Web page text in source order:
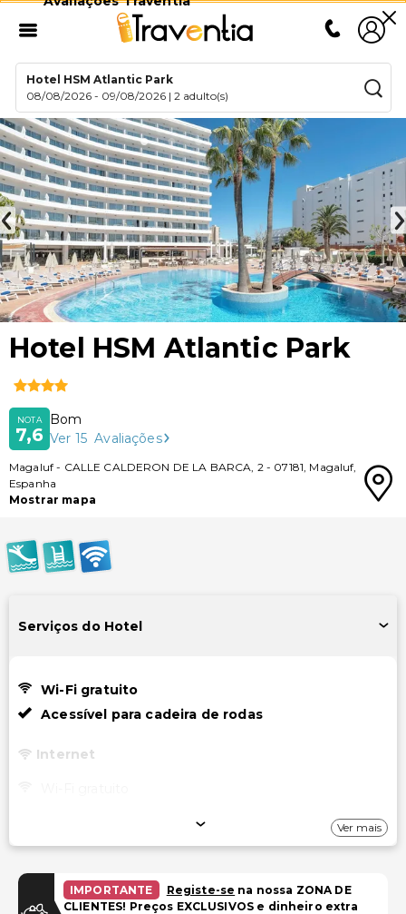
Hotel HSM Atlantic Park
08/08/2026 - 09/08/2026 |2 adulto(s)
Hotel HSM Atlantic Park
NOTA
7,6
Bom
Ver 15 Avaliações
Magaluf - CALLE CALDERON DE LA BARCA, 2- 07181, Magaluf,
Espanha
Mostrar mapa
Serviços do Hotel
Wi-Fi gratuito
Acessível para cadeira de rodas
Internet
Piscina e Bem-estar
Ver mais
IMPORTANTE Registe-se na nossa ZONA DE
CLIENTES! Preços EXCLUSIVOS e dinheiro extra